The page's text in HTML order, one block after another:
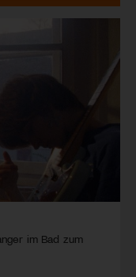
im Bad zum